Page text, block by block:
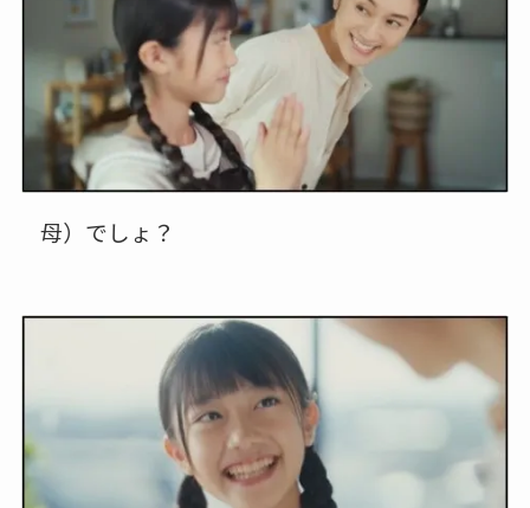
母）でしょ？